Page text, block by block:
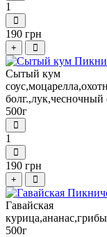
1
190 грн
+
Сытый кум
500г
1
190 грн
+
Гавайская
500г